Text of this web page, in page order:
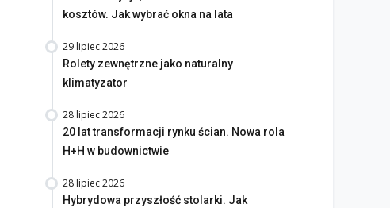
kosztów. Jak wybrać okna na lata
29 lipiec 2026
Rolety zewnętrzne jako naturalny
klimatyzator
28 lipiec 2026
20 lat transformacji rynku ścian. Nowa rola
H+H w budownictwie
28 lipiec 2026
Hybrydowa przyszłość stolarki. Jak